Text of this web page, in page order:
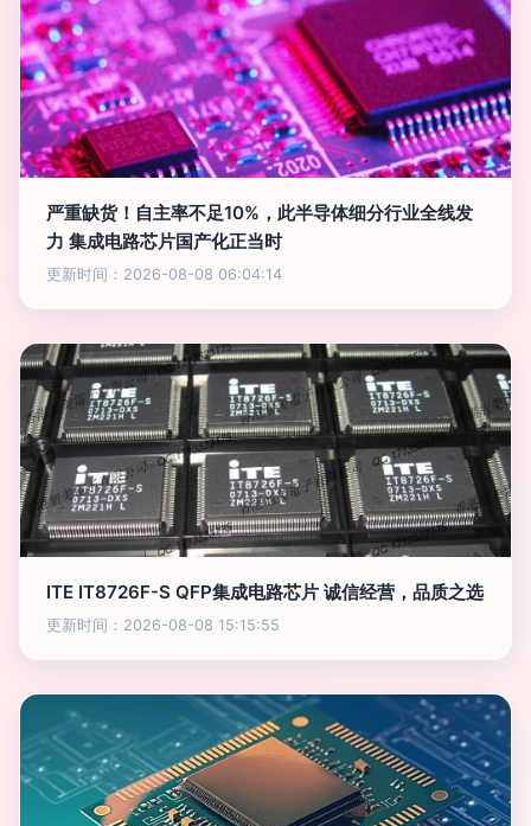
严重缺货！自主率不足10%，此半导体细分行业全线发
力 集成电路芯片国产化正当时
更新时间：2026-08-08 06:04:14
ITE IT8726F-S QFP集成电路芯片 诚信经营，品质之选
更新时间：2026-08-08 15:15:55